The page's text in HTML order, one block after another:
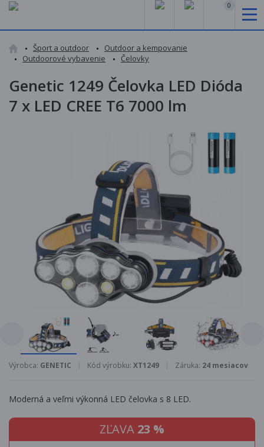
0
Šport a outdoor
Outdoor a kempovanie
Outdoorové vybavenie
Čelovky
Genetic 1249 Čelovka LED Dióda
7 x LED CREE T6 7000 lm
Výrobca: GENETIC Kód výrobku: XT1249 Záruka: 24 mesiacov
Moderná a veľmi výkonná LED čelovka s 8 LED.
ZĽAVA 23 %